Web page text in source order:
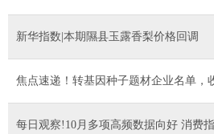
新华指数|本期隰县玉露香梨价格回调
焦点速递！转基因种子题材企业名单，
每日观察!10月多项高频数据向好 消费